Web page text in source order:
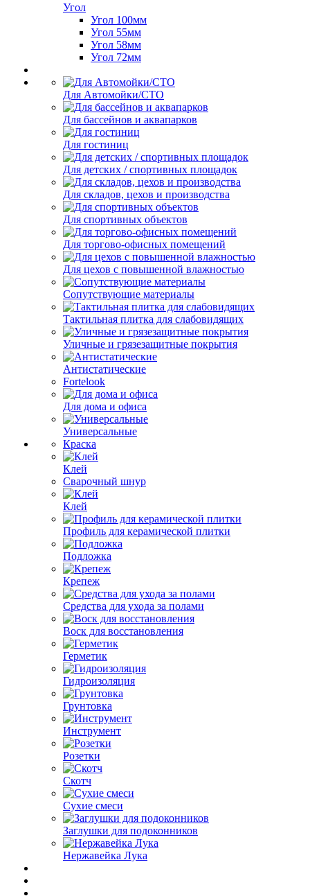
Угол
Угол 100мм
Угол 55мм
Угол 58мм
Угол 72мм
Для Автомойки/СТО
Для бассейнов и аквапарков
Для гостиниц
Для детских / спортивных площадок
Для складов, цехов и производства
Для спортивных объектов
Для торгово-офисных помещений
Для цехов с повышенной влажностью
Сопутствующие материалы
Тактильная плитка для слабовидящих
Уличные и грязезащитные покрытия
Антистатические
Fortelook
Для дома и офиса
Универсальные
Краска
Клей
Сварочный шнур
Клей
Профиль для керамической плитки
Подложка
Крепеж
Средства для ухода за полами
Воск для восстановления
Герметик
Гидроизоляция
Грунтовка
Инструмент
Розетки
Скотч
Сухие смеси
Заглушки для подоконников
Нержавейка Лука